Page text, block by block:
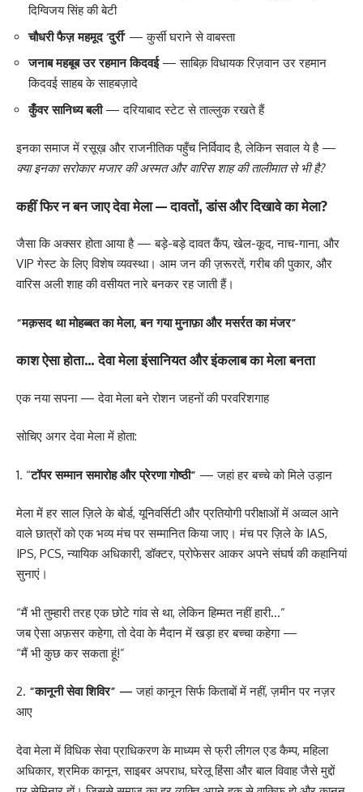
दिग्विजय सिंह की बेटी
चौधरी फैज़ महमूद ‘दुर्री’ — कुर्सी घराने से वाबस्ता
जनाब महबूब उर रहमान किदवई— साबिक़ विधायक रिज़वान उर रहमान
किदवई साहब के साहबज़ादे
कुँवर सानिध्य बली— दरियाबाद स्टेट से ताल्लुक रखते हैं
इनका समाज में रसूख़ और राजनीतिक पहुँच निर्विवाद है, लेकिन सवाल ये है —
क्या इनका सरोकार मजार की अस्मत और वारिस शाह की तालीमात से भी है?
कहीं फिर न बन जाए देवा मेला — दावतों, डांस और दिखावे का मेला?
जैसा कि अक्सर होता आया है — बड़े-बड़े दावत कैंप, खेल-कूद, नाच-गाना, और
VIP गेस्ट के लिए विशेष व्यवस्था। आम जन की ज़रूरतें, गरीब की पुकार, और
वारिस अली शाह की वसीयत नारे बनकर रह जाती हैं।
“मक़सद था मोहब्बत का मेला, बन गया मुनाफ़ा और मसर्रत का मंजर”
काश ऐसा होता… देवा मेला इंसानियत और इंकलाब का मेला बनता
एक नया सपना — देवा मेला बने रोशन जहनों की परवरिशगाह
सोचिए अगर देवा मेला में होता:
1. “टॉपर सम्मान समारोह और प्रेरणा गोष्ठी” — जहां हर बच्चे को मिले उड़ान
मेला में हर साल ज़िले के बोर्ड, यूनिवर्सिटी और प्रतियोगी परीक्षाओं में अव्वल आने
वाले छात्रों को एक भव्य मंच पर सम्मानित किया जाए। मंच पर ज़िले के IAS,
IPS, PCS, न्यायिक अधिकारी, डॉक्टर, प्रोफेसर आकर अपने संघर्ष की कहानियां
सुनाएं।
“मैं भी तुम्हारी तरह एक छोटे गांव से था, लेकिन हिम्मत नहीं हारी…”
जब ऐसा अफ़सर कहेगा, तो देवा के मैदान में खड़ा हर बच्चा कहेगा —
“मैं भी कुछ कर सकता हूं!”
2. “कानूनी सेवा शिविर” — जहां कानून सिर्फ किताबों में नहीं, ज़मीन पर नज़र
आए
देवा मेला में विधिक सेवा प्राधिकरण के माध्यम से फ्री लीगल एड कैम्प, महिला
अधिकार, श्रमिक कानून, साइबर अपराध, घरेलू हिंसा और बाल विवाह जैसे मुद्दों